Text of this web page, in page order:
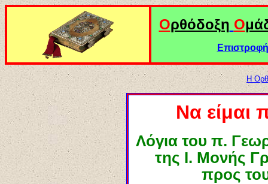
Ορθόδοξη Ο
Η
Να είμαι
Λόγια του π.
της Ι. Μονής
προς